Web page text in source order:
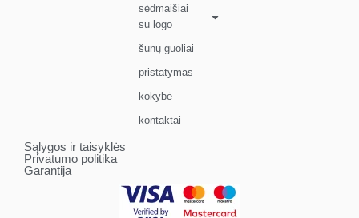
sėdmaišiai
su logo
šunų guoliai
pristatymas
kokybė
kontaktai
Sąlygos ir taisyklės
Privatumo politika
Garantija